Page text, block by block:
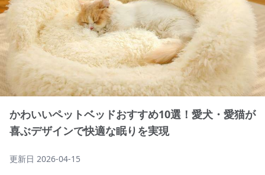
かわいいペットベッドおすすめ10選！愛犬・愛猫が
喜ぶデザインで快適な眠りを実現
更新日 2026-04-15